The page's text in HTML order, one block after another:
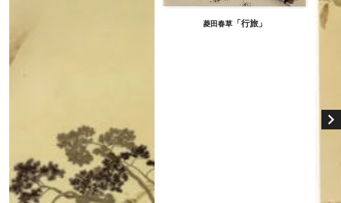
菱田春草「行旅」